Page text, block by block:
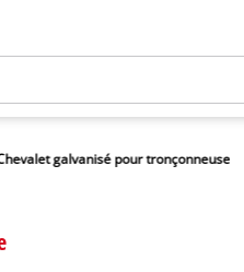
galvanisé pour tronçonneuse